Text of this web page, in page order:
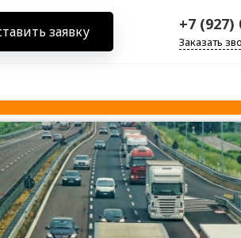
заявку +7 (927)
Заказать